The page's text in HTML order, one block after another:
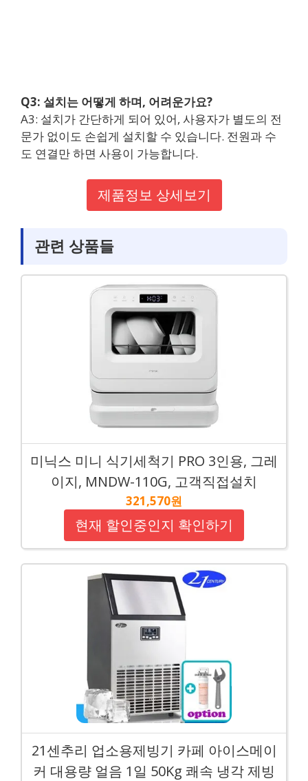
Q3: 설치는 어떻게 하며, 어려운가요?
A3: 설치가 간단하게 되어 있어, 사용자가 별도의 전
문가 없이도 손쉽게 설치할 수 있습니다. 전원과 수
도 연결만 하면 사용이 가능합니다.
제품정보 상세보기
관련 상품들
미닉스 미니 식기세척기 PRO 3인용, 그레
이지, MNDW-110G, 고객직접설치
321,570원
현재 할인중인지 확인하기
21센추리 업소용제빙기 카페 아이스메이
커 대용량 얼음 1일 50Kg 쾌속 냉각 제빙